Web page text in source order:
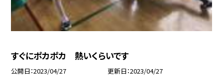
すぐにポカポカ 熱いくらいです
公開日 2023/04/27 更新日 2023/04/27